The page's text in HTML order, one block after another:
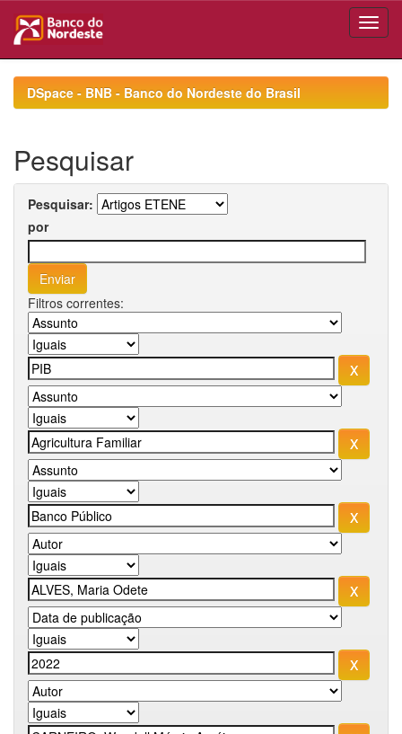
navigationDSpace - BNB - Banco do Nordeste do Brasil
Pesquisar
Pesquisar:
por
Filtros correntes: